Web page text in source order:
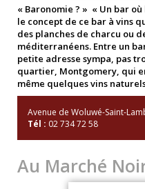
« Baronomie ? » « Un bar
le concept de ce bar à vins
des planches de charcu ou
méditerranéens. Entre un
petite adresse sympa, pas
quartier, Montgomery, qui
même quelques vins
Avenue de Woluwé-Saint-
Tél : 02 734 72 58
Au Marché